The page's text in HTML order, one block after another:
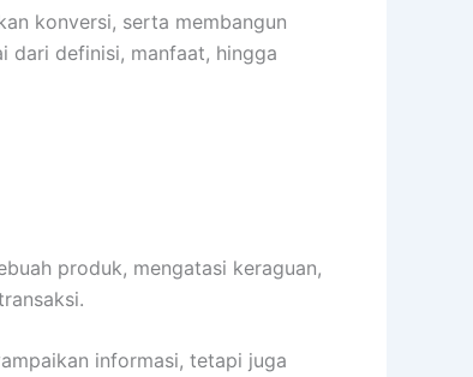
konversi, serta membangun
dari definisi, manfaat, hingga
produk, mengatasi keraguan,
informasi, tetapi juga